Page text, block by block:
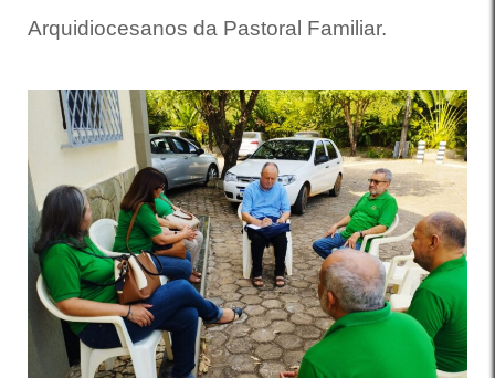
Arquidiocesanos da Pastoral Familiar.